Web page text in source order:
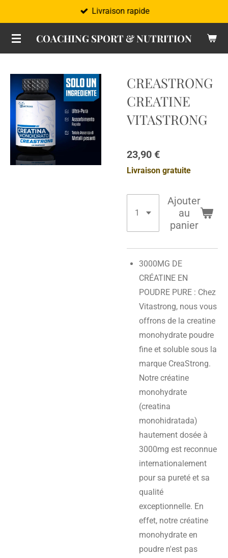
au
contenu
principal
COACHING SPORT & NUTRITION
Livraison rapide
CREASTRONG
CREATINE
VITASTRONG
23,90 €
Livraison gratuite
Ajouter
au
panier
3000MG DE
CRÉATINE EN
POUDRE PURE : Chez
Vitastrong, nous vous
offrons de la creatine
monohydrate poudre
fine et soluble sous la
marque CreaStrong.
Notre créatine
monohydrate
(creatina
monohidratada)
hautement dosée à
3000mg est reconnue
internationalement
pour sa pureté et sa
qualité
exceptionnelle. En
effet, notre créatine
monohydrate en
poudre n'est pas